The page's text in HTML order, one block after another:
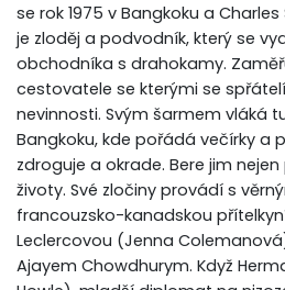
se rok 1975 v Bangkoku a
je zloděj a podvodník, který se
obchodníka s drahokamy.
cestovatele se kterými se
nevinnosti. Svým šarmem vláká
Bangkoku, kde pořádá večírky a
zdroguje a okrade. Bere jim
životy. Své zločiny provádí s
francouzsko-kanadskou
Leclercovou (Jenna
Ajayem Chowdhurym. Když